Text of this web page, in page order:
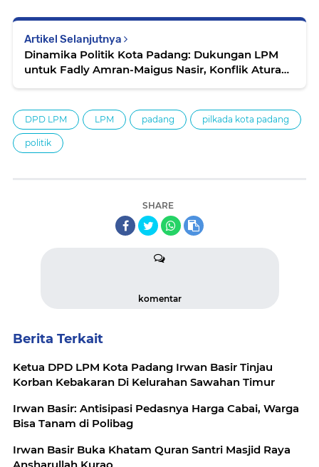
Artikel Selanjutnya
Dinamika Politik Kota Padang: Dukungan LPM
untuk Fadly Amran-Maigus Nasir, Konflik Aturan
DPD LPM LPM padang pilkada kota padang
politik
SHARE
komentar
Berita Terkait
Ketua DPD LPM Kota Padang Irwan Basir Tinjau
Korban Kebakaran Di Kelurahan Sawahan Timur
Irwan Basir: Antisipasi Pedasnya Harga Cabai, Warga
Bisa Tanam di Polibag
Irwan Basir Buka Khatam Quran Santri Masjid Raya